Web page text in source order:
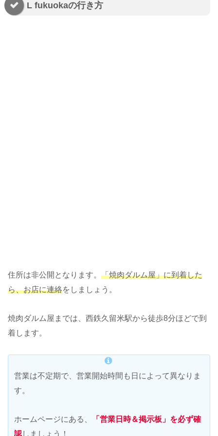
L fukuokaの行き方
住所は非公開となります。 「焼肉ダルム屋」に到着した
ら、お店に連絡をしましょう。
焼肉ダルム屋までは、西鉄久留米駅から徒歩8分ほどで到
着します。
営業は不定期で、営業開始時間も日によって異なりま
す。
ホームページにある、
「営業日時＆掲示板」を必ず確
認しましょう！